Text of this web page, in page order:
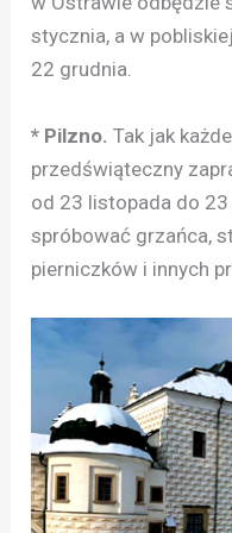
stycznia, a w
22 grudnia.
* Pilzno. Tak jak
przedświąteczny
od 23 listopada do
spróbować grzańca,
pierniczków i innych